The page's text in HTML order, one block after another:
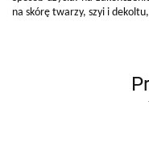
na skórę twarzy, szyi i